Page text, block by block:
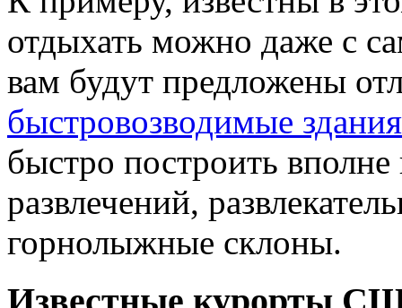
отдыхать можно даже с
вам будут предложены
быстровозводимые здания
быстро построить
развлечений,
горнолыжные склоны.